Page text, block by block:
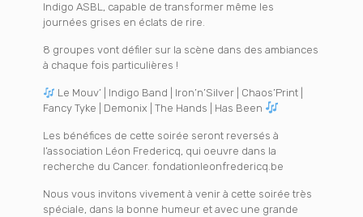
Indigo ASBL, capable de transformer même les
journées grises en éclats de rire.
8 groupes vont défiler sur la scène dans des ambiances
à chaque fois particulières !
Le Mouv’ | Indigo Band | Iron’n’Silver | Chaos’Print |
Fancy Tyke | Demonix | The Hands | Has Been
Les bénéfices de cette soirée seront reversés à
l’association Léon Fredericq, qui oeuvre dans la
recherche du Cancer. fondationleonfredericq.be
Nous vous invitons vivement à venir à cette soirée très
spéciale, dans la bonne humeur et avec une grande